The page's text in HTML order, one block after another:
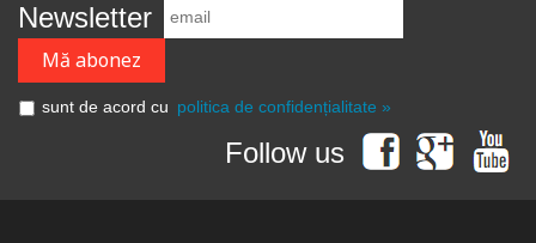
Newsletter
sunt de acord cu politica de confidențialitate »
Follow us